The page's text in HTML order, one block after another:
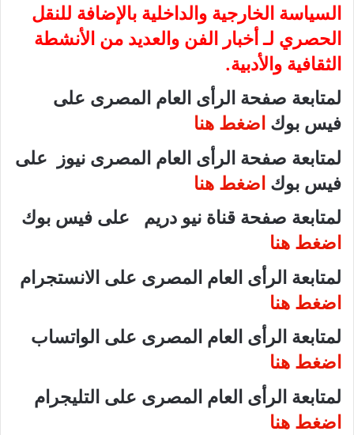
السياسة الخارجية والداخلية بالإضافة للنقل
الحصري لـ أخبار الفن والعديد من الأنشطة
الثقافية والأدبية.
لمتابعة صفحة الرأى العام المصرى على
فيس بوك اضغط هنا
لمتابعة صفحة الرأى العام المصرى نيوز على
فيس بوك اضغط هنا
لمتابعة صفحة قناة نيو دريم على فيس بوك
اضغط هنا
لمتابعة الرأى العام المصرى على الانستجرام
اضغط هنا
لمتابعة الرأى العام المصرى على الواتساب
اضغط هنا
لمتابعة الرأى العام المصرى على التليجرام
اضغط هنا